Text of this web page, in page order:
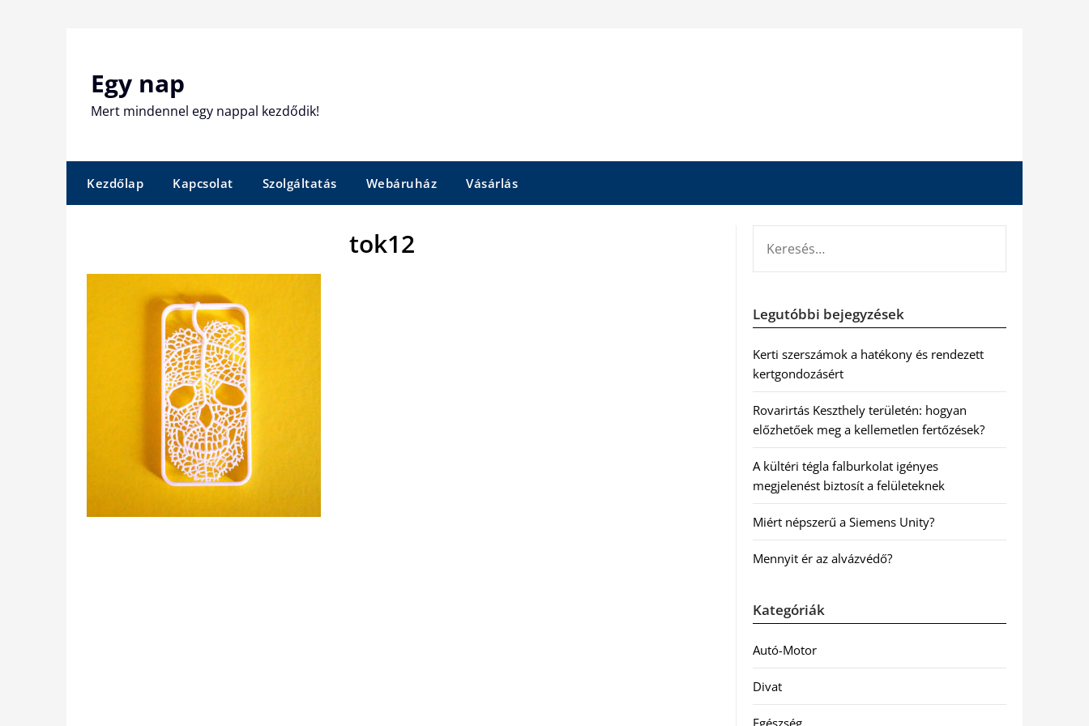
Egy nap
Mert mindennel egy nappal kezdődik!
Kezdőlap Kapcsolat Szolgáltatás Webáruház Vásárlás
tok12
Legutóbbi bejegyzések
Kerti szerszámok a hatékony és rendezett
kertgondozásért
Rovarirtás Keszthely területén: hogyan
előzhetőek meg a kellemetlen fertőzések?
A kültéri tégla falburkolat igényes
megjelenést biztosít a felületeknek
Miért népszerű a Siemens Unity?
Mennyit ér az alvázvédő?
Kategóriák
Autó-Motor
Divat
Egészség